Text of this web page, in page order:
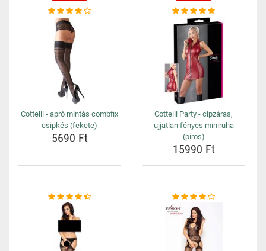
Cottelli - apró mintás combfix
csipkés (fekete)
5690 Ft
Cottelli Party - cipzáras,
ujjatlan fényes miniruha
(piros)
15990 Ft